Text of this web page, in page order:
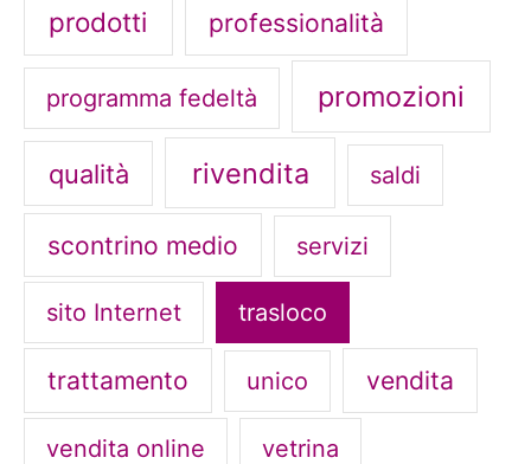
prodotti professionalità
programma fedeltà promozioni
qualità rivendita saldi
scontrino medio servizi
sito Internet trasloco
trattamento unico vendita
vendita online vetrina